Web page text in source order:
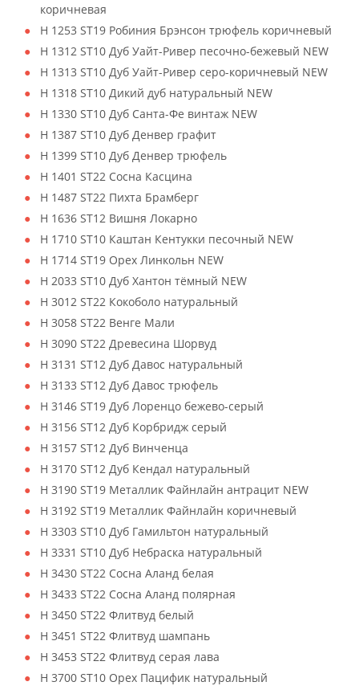
коричневая
H 1253 ST19 Робиния Брэнсон трюфель коричневый
H 1312 ST10 Дуб Уайт-Ривер песочно-бежевый NEW
H 1313 ST10 Дуб Уайт-Ривер серо-коричневый NEW
H 1318 ST10 Дикий дуб натуральный NEW
H 1330 ST10 Дуб Санта-Фе винтаж NEW
H 1387 ST10 Дуб Денвер графит
H 1399 ST10 Дуб Денвер трюфель
H 1401 ST22 Сосна Касцина
H 1487 ST22 Пихта Брамберг
H 1636 ST12 Вишня Локарно
H 1710 ST10 Каштан Кентукки песочный NEW
H 1714 ST19 Орех Линкольн NEW
H 2033 ST10 Дуб Хантон тёмный NEW
H 3012 ST22 Кокоболо натуральный
H 3058 ST22 Венге Мали
H 3090 ST22 Древесина Шорвуд
H 3131 ST12 Дуб Давос натуральный
H 3133 ST12 Дуб Давос трюфель
H 3146 ST19 Дуб Лоренцо бежево-серый
H 3156 ST12 Дуб Корбридж серый
H 3157 ST12 Дуб Винченца
H 3170 ST12 Дуб Кендал натуральный
H 3190 ST19 Металлик Файнлайн антрацит NEW
H 3192 ST19 Металлик Файнлайн коричневый
H 3303 ST10 Дуб Гамильтон натуральный
H 3331 ST10 Дуб Небраска натуральный
H 3430 ST22 Сосна Аланд белая
H 3433 ST22 Сосна Аланд полярная
H 3450 ST22 Флитвуд белый
H 3451 ST22 Флитвуд шампань
H 3453 ST22 Флитвуд серая лава
H 3700 ST10 Орех Пацифик натуральный